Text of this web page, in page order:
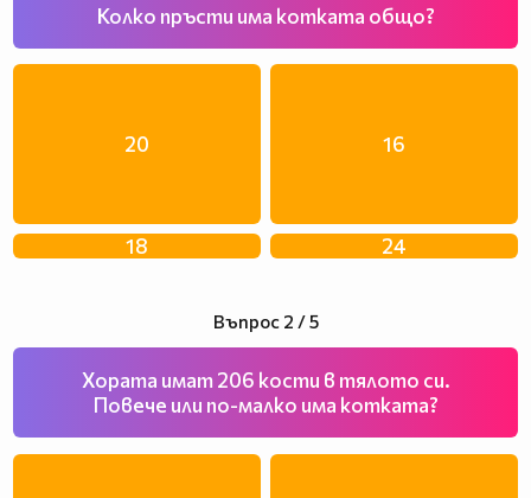
Колко пръсти има котката общо?
20 16
18 24
Въпрос 2 / 5
Хората имат 206 кости в тялото си.
Повече или по-малко има котката?